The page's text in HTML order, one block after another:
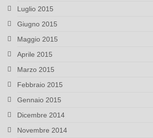
Luglio 2015
Giugno 2015
Maggio 2015
Aprile 2015
Marzo 2015
Febbraio 2015
Gennaio 2015
Dicembre 2014
Novembre 2014